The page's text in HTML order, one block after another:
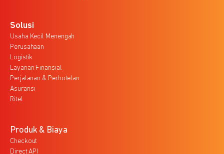
Solusi
Usaha Kecil Menengah
Perusahaan
Logistik
Layanan Finansial
Perjalanan & Perhotelan
Asuransi
Ritel
Produk & Biaya
Checkout
Direct API